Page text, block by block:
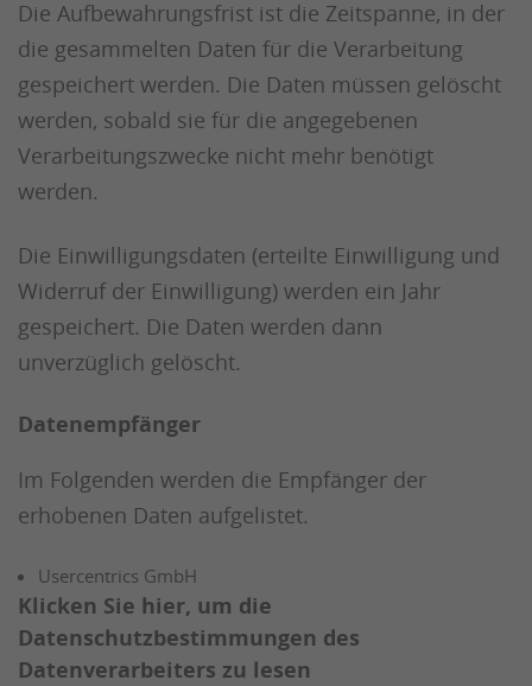
Die Aufbewahrungsfrist ist die Zeitspanne, in der
die gesammelten Daten für die Verarbeitung
gespeichert werden. Die Daten müssen gelöscht
werden, sobald sie für die angegebenen
Verarbeitungszwecke nicht mehr benötigt
werden.
Die Einwilligungsdaten (erteilte Einwilligung und
Widerruf der Einwilligung) werden ein Jahr
gespeichert. Die Daten werden dann
unverzüglich gelöscht.
Datenempfänger
Im Folgenden werden die Empfänger der
erhobenen Daten aufgelistet.
Usercentrics GmbH
Klicken Sie hier, um die
Datenschutzbestimmungen des
Datenverarbeiters zu lesen